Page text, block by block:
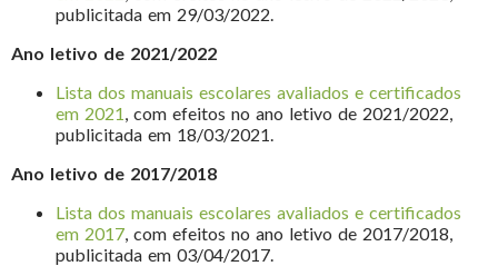
publicitada em 29/03/2022.
Ano letivo de 2021/2022
Lista dos manuais escolares avaliados e certificados
em 2021, com efeitos no ano letivo de 2021/2022,
publicitada em 18/03/2021.
Ano letivo de 2017/2018
Lista dos manuais escolares avaliados e certificados
em 2017, com efeitos no ano letivo de 2017/2018,
publicitada em 03/04/2017.